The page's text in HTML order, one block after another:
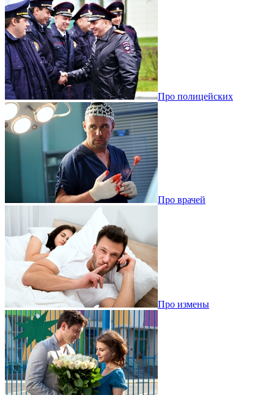
Про полицейских
Про врачей
Про измены